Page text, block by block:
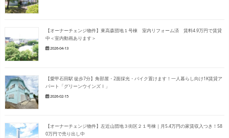
【オーナーチェンジ物件】東高森団地１号棟 室内リフォーム済 賃料4.9万円で賃貸
中＜室内動画あります＞
2026-04-13
【愛甲石田駅 徒歩7分】角部屋・2面採光・バイク置けます！一人暮らし向け1K賃貸ア
パート「グリーンウインズⅠ」
2026-02-15
【オーナーチェンジ物件】左近山団地３街区２１号棟｜月5.4万円の家賃収入つき！58
0万円で売り出し中